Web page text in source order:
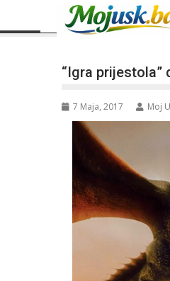
“Igra prijestola”
7 Maja, 2017 Moj